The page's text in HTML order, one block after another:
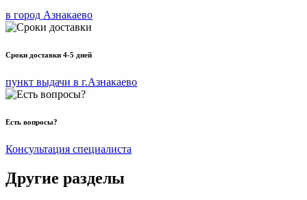
в город Азнакаево
Сроки доставки 4-5 дней
пункт выдачи в г.Азнакаево
Есть вопросы?
Консультация специалиста
Другие разделы